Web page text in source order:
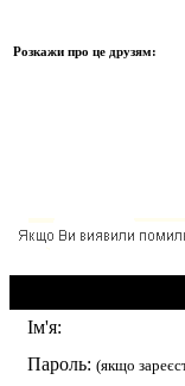
Розкажи про це друзям:
Ім'я:
Пароль: (якщо